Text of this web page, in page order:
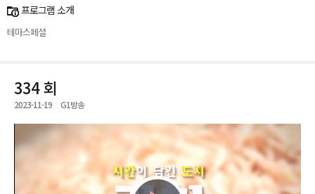
프로그램 소개
테마스페셜
334 회
2023-11-19 G1방송